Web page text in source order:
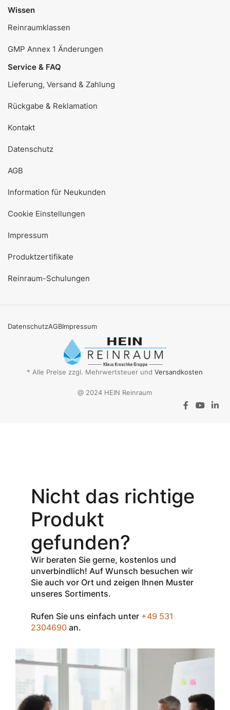
Wissen
Reinraumklassen
GMP Annex 1 Änderungen
Service & FAQ
Lieferung, Versand & Zahlung
Rückgabe & Reklamation
Kontakt
Datenschutz
AGB
Information für Neukunden
Cookie Einstellungen
Impressum
Produktzertifikate
Reinraum-Schulungen
DatenschutzAGBImpressum
* Alle Preise zzgl. Mehrwertsteuer undVersandkosten
@ 2024 HEIN Reinraum
Gutschein-Code
INSPEC30
erhalten Sie
% Rabattauf
den Netto-
Verkaufspreis
aller Produkte
der Marke
InSpec von
Redditch
Zum Einlösen
geben Sie den
an der Kasse
ein.
nur einmal pro
Nicht das richtige
Produkt
gefunden?
Wir beraten Sie gerne, kostenlos und
unverbindlich! Auf Wunsch besuchen wir
Sie auch vor Ort und zeigen Ihnen Muster
unseres Sortiments.
Rufen Sie uns einfach unter +49 531
2304690 an.